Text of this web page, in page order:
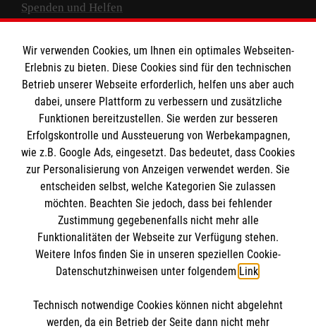
Spenden und Helfen
Empfänger: Malteser Hilfsdienst e.V.
IBAN: DE10 3706 0120 1201 2000 12
BIC: GENODED 1PA7
Newsletter abonnieren
Cookies verwalten|AGB|Impressum|Datenschutz
Barrierefreiheit |Kontakt| Sharepoint|Mediathek
Wir verwenden Cookies, um Ihnen ein optimales Webseiten-
Erlebnis zu bieten. Diese Cookies sind für den technischen
Betrieb unserer Webseite erforderlich, helfen uns aber auch
dabei, unsere Plattform zu verbessern und zusätzliche
Funktionen bereitzustellen. Sie werden zur besseren
Erfolgskontrolle und Aussteuerung von Werbekampagnen,
wie z.B. Google Ads, eingesetzt. Das bedeutet, dass Cookies
zur Personalisierung von Anzeigen verwendet werden. Sie
entscheiden selbst, welche Kategorien Sie zulassen
möchten. Beachten Sie jedoch, dass bei fehlender
Zustimmung gegebenenfalls nicht mehr alle
Funktionalitäten der Webseite zur Verfügung stehen.
Weitere Infos finden Sie in unseren speziellen Cookie-
Datenschutzhinweisen unter folgendem Link.
Technisch notwendige Cookies können nicht abgelehnt
werden, da ein Betrieb der Seite dann nicht mehr